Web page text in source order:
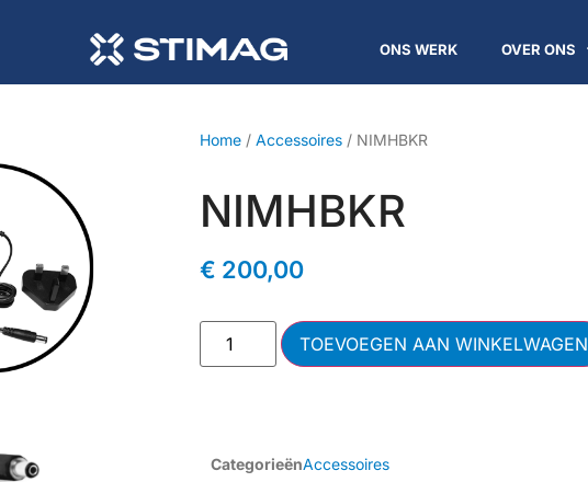
ONS WERK OVER ONS
Home / Accessoires / NIMHBKR
NIMHBKR
€ 200,00
TOEVOEGEN AAN WINKELWAGEN
CategorieënAccessoires